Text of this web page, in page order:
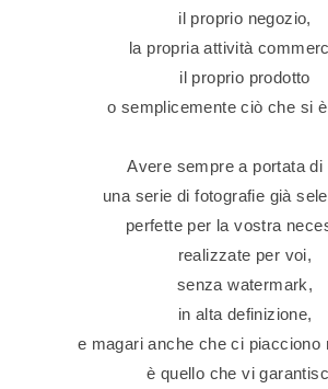
il proprio negozio,
la propria attività
il proprio prodotto
o semplicemente ciò che si
Avere sempre a portata di
una serie di fotografie già
perfette per la vostra
realizzate per voi,
senza watermark,
in alta definizione,
e magari anche che ci piacciono
è quello che vi